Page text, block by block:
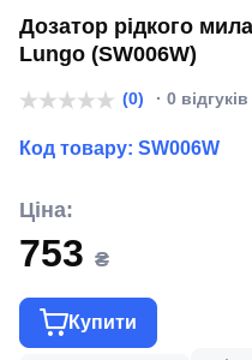
Дозатор рідкого
Lungo (SW006W)
(0) · 0 відгуків
Код товару: SW006W
Ціна:
753 ₴
Купити